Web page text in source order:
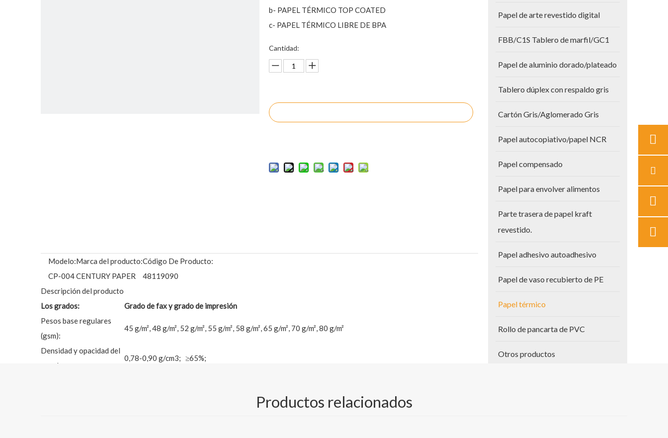
b- PAPEL TÉRMICO TOP COATED
c- PAPEL TÉRMICO LIBRE DE BPA
Cantidad:
Modelo:
CP-004
Marca del producto:
CENTURY PAPER
Código De Producto:
48119090
Descripción del producto
Los grados:
Grado de fax y grado de impresión
Pesos base regulares
(gsm):
45 g/m², 48 g/m², 52 g/m², 55 g/m², 58 g/m², 65 g/m², 70 g/m², 80 g/m²
Densidad y opacidad del
papel:
0,78-0,90 g/cm3; ≥65%;
≤2,0% (lado revestido para grados teñidos);
Papel de arte revestido digital
FBB/C1S Tablero de marfil/GC1
Papel de aluminio dorado/plateado
Tablero dúplex con respaldo gris
Cartón Gris/Aglomerado Gris
Papel autocopiativo/papel NCR
Papel compensado
Papel para envolver alimentos
Parte trasera de papel kraft
revestido.
Papel adhesivo autoadhesivo
Papel de vaso recubierto de PE
Papel térmico
Rollo de pancarta de PVC
Otros productos
Productos relacionados